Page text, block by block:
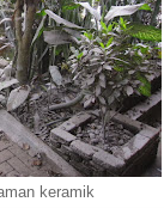
keramik